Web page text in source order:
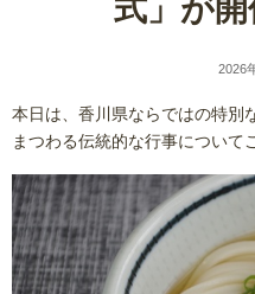
2026
本日は、香川県ならではの特別
まつわる伝統的な行事について